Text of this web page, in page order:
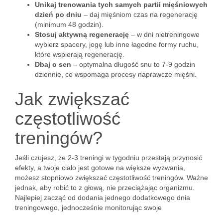
Unikaj trenowania tych samych partii mięśniowych
dzień po dniu – daj mięśniom czas na regenerację
(minimum 48 godzin).
Stosuj aktywną regenerację – w dni nietreningowe
wybierz spacery, jogę lub inne łagodne formy ruchu,
które wspierają regenerację.
Dbaj o sen – optymalna długość snu to 7-9 godzin
dziennie, co wspomaga procesy naprawcze mięśni.
Jak zwiększać
częstotliwość
treningów?
Jeśli czujesz, że 2-3 treningi w tygodniu przestają przynosić
efekty, a twoje ciało jest gotowe na większe wyzwania,
możesz stopniowo zwiększać częstotliwość treningów. Ważne
jednak, aby robić to z głową, nie przeciążając organizmu.
Najlepiej zacząć od dodania jednego dodatkowego dnia
treningowego, jednocześnie monitorując swoje